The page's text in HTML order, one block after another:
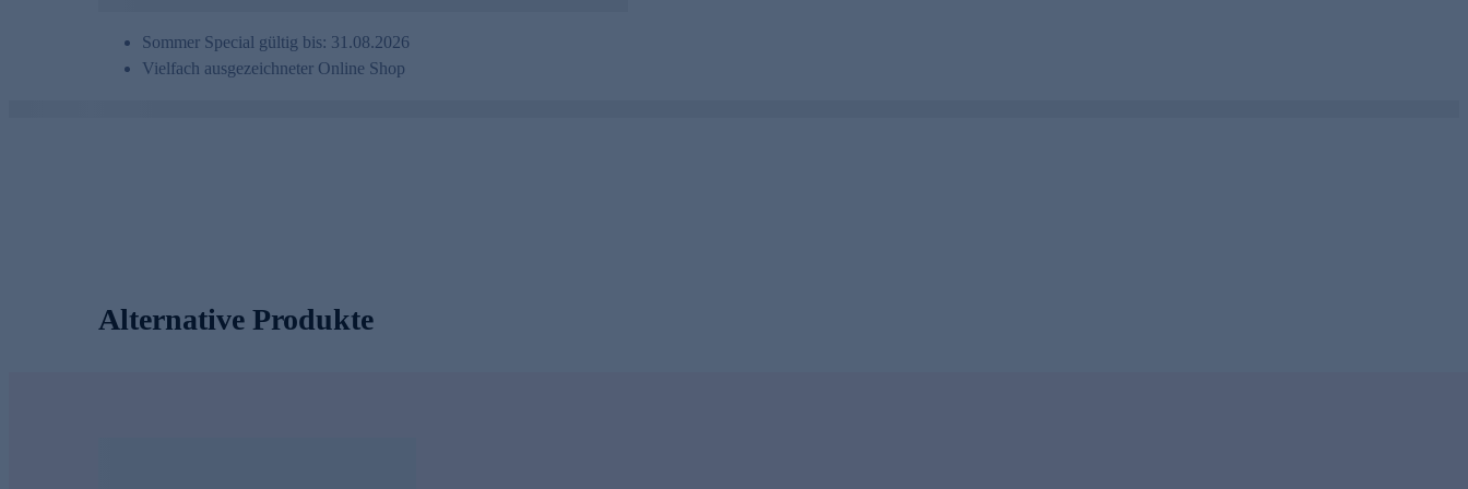
Sommer Special gültig bis: 31.08.2026
Vielfach ausgezeichneter Online Shop
Alternative Produkte